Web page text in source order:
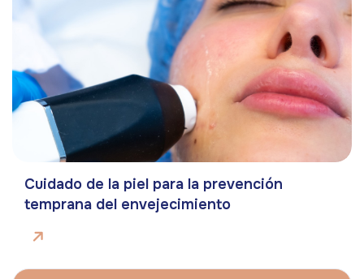
Cuidado de la piel para la prevención
temprana del envejecimiento